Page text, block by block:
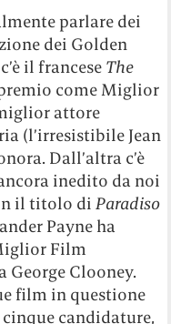
parlare dei
dei Golden
il francese The
come Miglior
attore
(l’irresistibile Jean
Dall’altra c’è
inedito da noi
il titolo di Paradiso
Payne ha
Film
George Clooney.
film in questione
candidature,